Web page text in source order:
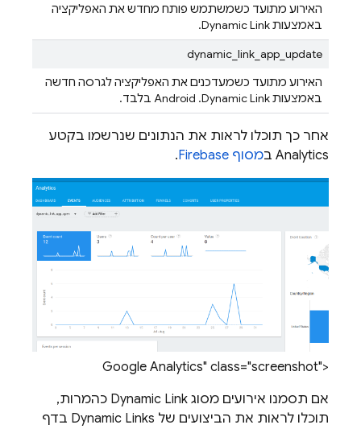
האירוע מתועד כשמשתמש פותח מחדש את האפליקציה
באמצעותDynamic Link
.
dynamic_link_app_update
האירוע מתועד כשמעדכנים את האפליקציה לגרסה חדשה
באמצעותDynamic Link. ‫Android בלבד.
אחר כך תוכלו לראות את הנתונים שנרשמו בקטע
Analytics ב
מסוף Firebase
.
Google Analytics" class="screenshot">
אם תסמנו אירועים מסוג Dynamic Link כהמרות,
תוכלו לראות את הביצועים של Dynamic Links בדף